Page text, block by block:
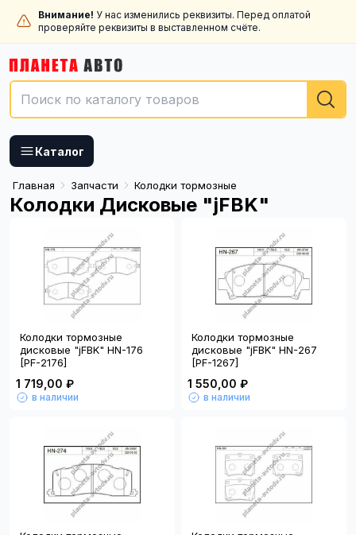
Внимание! У нас изменились реквизиты. Перед оплатой
проверяйте реквизиты в выставленном счёте.
Каталог
Главная Запчасти Колодки тормозные
Колодки Дисковые "jFBK"
Колодки тормозные
дисковые "jFBK" HN-176
[PF-2176]
1 719,00 ₽
в наличии
Колодки тормозные
дисковые "jFBK" HN-267
[PF-1267]
1 550,00 ₽
в наличии